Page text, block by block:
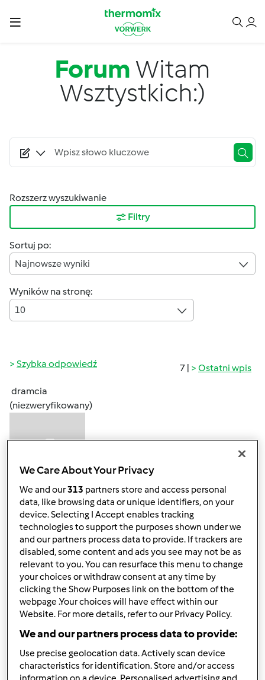
Forum Witam
Wsztystkich:)
Rozszerz wyszukiwanie
Filtry
Sortuj po:
Najnowsze wyniki
Wyników na stronę:
10
7 | Ostatni wpis
Szybka odpowiedź
dramcia
(niezweryfikowany)
pon., 05/04/2020 - 12:50
Witajcie!
___________________
Koronawirus Polska
Góra strony
Zalogujlub zarejestruj sięaby dodawać
komentarze
hipi01 (niezweryfikowany)
We Care About Your Privacy
We and our313 partners store and access personal
data, like browsing data or unique identifiers, on your
device. Selecting I Accept enables tracking
technologies to support the purposes shown under we
and our partners process data to provide. If trackers are
disabled, some content and ads you see may not be as
relevant to you. You can resurface this menu to change
your choices or withdraw consent at any time by
clicking the Show Purposes link on the bottom of the
webpage .Your choices will have effect within our
Website. For more details, refer to our Privacy Policy.
We and our partners process data to provide:
Use precise geolocation data. Actively scan device
characteristics for identification. Store and/or access